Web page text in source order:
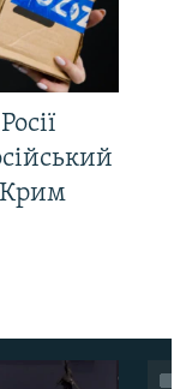
Крим